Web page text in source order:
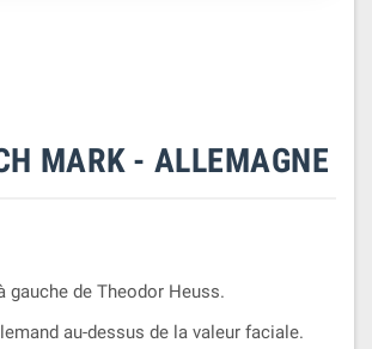
MARK - ALLEMAGNE
gauche de Theodor Heuss.
au-dessus de la valeur faciale.